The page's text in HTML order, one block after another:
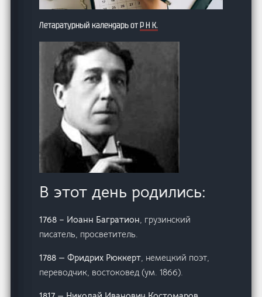
Летаратурный календарь отР Н К.
В этот день родились:
1768 – Иоанн Багратион, грузинский
писатель, просветитель.
1788 — Фридрих Рюккерт, немецкий поэт,
переводчик, востоковед (ум. 1866).